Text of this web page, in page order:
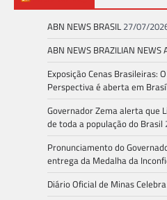
ABN NEWS BRASIL 27/07/
ABN NEWS BRAZILIAN NEWS
Exposição Cenas Brasileiras:
Perspectiva é aberta em
Governador Zema alerta que
de toda a população do Brasil
Pronunciamento do
entrega da Medalha da
Diário Oficial de Minas